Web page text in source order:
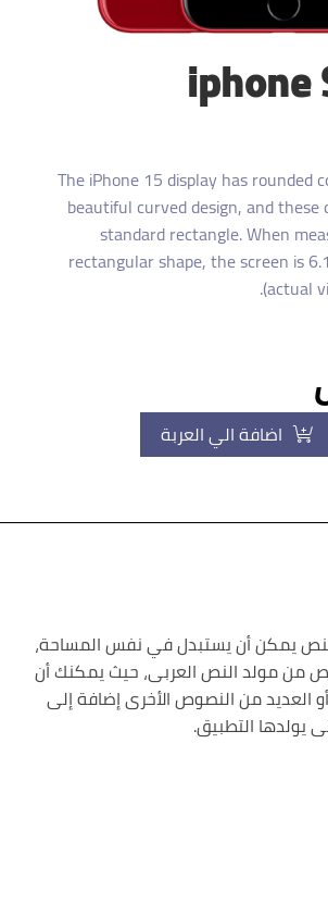
iphone
The iPhone 15 display has rounded
beautiful curved design, and
standard rectangle. When
rectangular shape, the screen is
(actual
اضافة الي العربة
يمكن أن يستبدل في نفس المساحة،
من مولد النص العربى، حيث يمكنك أن
العديد من النصوص الأخرى إضافة إلى
يولدها التطبيق.